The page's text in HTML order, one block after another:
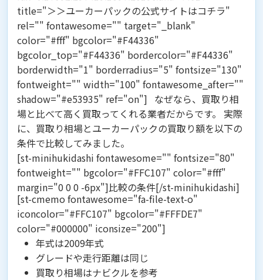
title="＞＞ユーカーパックの公式サイトはコチラ"
rel="" fontawesome="" target="_blank"
color="#fff" bgcolor="#F44336"
bgcolor_top="#F44336" bordercolor="#F44336"
borderwidth="1" borderradius="5" fontsize="130"
fontweight="" width="100" fontawesome_after=""
shadow="#e53935" ref="on"] なぜなら、買取り相
場と比べて高く買取ってくれる業者だからです。 実際
に、買取り相場とユーカーパックの買取り額を以下の
条件で比較してみました。
[st-minihukidashi fontawesome="" fontsize="80"
fontweight="" bgcolor="#FFC107" color="#fff"
margin="0 0 0 -6px"]比較の条件[/st-minihukidashi]
[st-cmemo fontawesome="fa-file-text-o"
iconcolor="#FFC107" bgcolor="#FFFDE7"
color="#000000" iconsize="200"]
年式は2009年式
グレードや走行距離は同じ
買取り相場はナビクルを参考